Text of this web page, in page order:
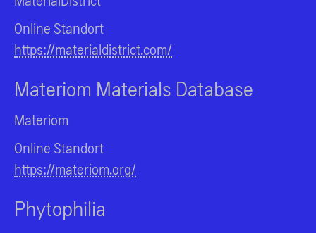
Online Standort
https://materialdistrict.com/
Materiom Materials Database
Materiom
Online Standort
https://materiom.org/
Phytophilia